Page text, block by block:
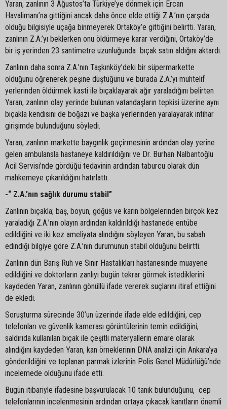
Yaran, zanlının 3 Ağustos’ta Türkiye’ye dönmek için Ercan
Havalimanı’na gittiğini ancak daha önce elde ettiği Z.A.’nın çarşıda
olduğu bilgisiyle uçağa binmeyerek Ortaköy’e gittiğini belirtti. Yaran,
zanlının Z.A.’yı beklerken onu öldürmeye karar verdiğini, Ortaköy’de
bir iş yerinden 23 santimetre uzunluğunda bıçak satın aldığını aktardı.
Zanlının daha sonra Z.A.’nın Taşkınköy’deki bir süpermarkette
olduğunu öğrenerek peşine düştüğünü ve burada Z.A.’yı muhtelif
yerlerinden öldürmek kasti ile bıçaklayarak ağır yaraladığını belirten
Yaran, zanlının olay yerinde bulunan vatandaşların tepkisi üzerine aynı
bıçakla kendisini de boğazı ve başka yerlerinden yaralayarak intihar
girişimde bulunduğunu söyledi.
Yaran, zanlının markette baygınlık geçirmesinin ardından olay yerine
gelen ambulansla hastaneye kaldırıldığını ve Dr. Burhan Nalbantoğlu
Acil Servisi’nde gördüğü tedavinin ardından taburcu olarak dün
mahkemeye çıkarıldığını hatırlattı.
-“ Z.A.’nın sağlık durumu stabil”
Zanlının bıçakla; baş, boyun, göğüs ve karın bölgelerinden birçok kez
yaraladığı Z.A.’nın olayın ardından kaldırıldığı hastanede entübe
edildiğini ve iki kez ameliyata alındığını söyleyen Yaran, bu sabah
edindiği bilgiye göre Z.A.’nın durumunun stabil olduğunu belirtti.
Zanlının dün Barış Ruh ve Sinir Hastalıkları hastanesinde muayene
edildiğini ve doktorların zanlıyı bugün tekrar görmek istediklerini
kaydeden Yaran, zanlının gönüllü ifade vererek suçlarını itiraf ettiğini
de ekledi.
Soruşturma sürecinde 30’un üzerinde ifade elde edildiğini, cep
telefonları ve güvenlik kamerası görüntülerinin temin edildiğini,
saldırıda kullanılan bıçak ile çeşitli materyallerin emare olarak
alındığını kaydeden Yaran, kan örneklerinin DNA analizi için Ankara’ya
gönderildiğini ve toplanan parmak izlerinin Polis Genel Müdürlüğü’nde
incelemede olduğunu ifade etti.
Bugün itibariyle ifadesine başvurulacak 10 tanık bulunduğunu, cep
telefonlarının incelenmesinin ardından ortaya çıkacak kanıtların önemli